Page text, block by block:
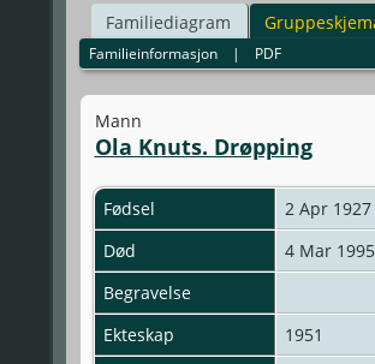
Familiediagram
Familieinformasjon| PDF
Mann
Ola Knuts. Drøpping
Fødsel 2 Apr 1927
Død
4 Mar 1995
Begravelse
Ekteskap
1951